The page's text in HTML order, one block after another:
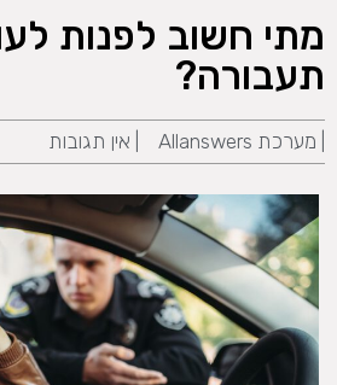
מתי חשוב לפנות
תעבורה?
מערכת Allanswers אין תגובות